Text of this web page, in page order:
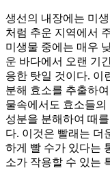
생선의 내장에는 미
처럼 추운 지역에서
미생물 중에는 매우
운 바다에서 오랜 기
응한 탓일 것이다. 이
분해 효소를 추출하
물속에서도 효소들의
성분을 분해하여 때
다. 이것은 빨래는 더
하게 빨 수가 있다는
소가 작용할 수 있는